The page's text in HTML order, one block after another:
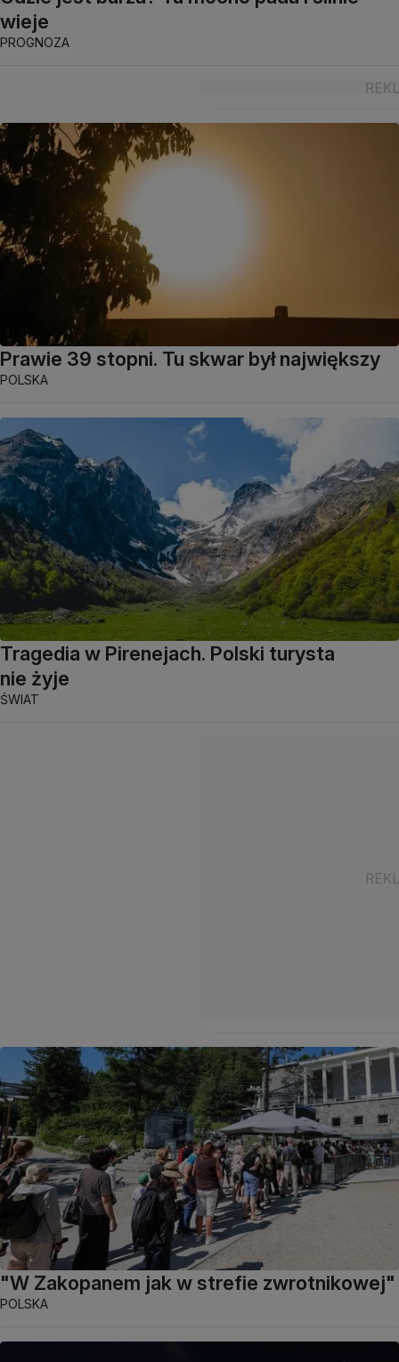
wieje
PROGNOZA
Prawie 39 stopni. Tu skwar był największy
POLSKA
Tragedia w Pirenejach. Polski turysta
nie żyje
ŚWIAT
"W Zakopanem jak w strefie zwrotnikowej"
POLSKA